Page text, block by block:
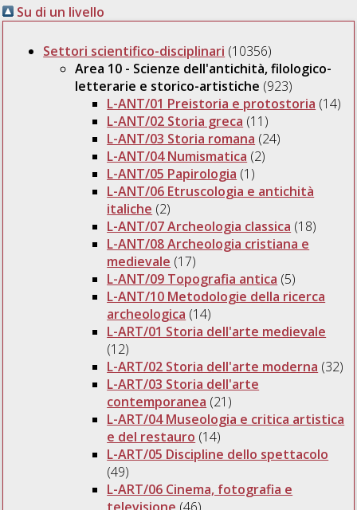
Su di un livello
Settori scientifico-disciplinari (10356)
Area 10 - Scienze dell'antichità, filologico-
letterarie e storico-artistiche (923)
L-ANT/01 Preistoria e protostoria (14)
L-ANT/02 Storia greca (11)
L-ANT/03 Storia romana (24)
L-ANT/04 Numismatica (2)
L-ANT/05 Papirologia (1)
L-ANT/06 Etruscologia e antichità
italiche (2)
L-ANT/07 Archeologia classica (18)
L-ANT/08 Archeologia cristiana e
medievale (17)
L-ANT/09 Topografia antica (5)
L-ANT/10 Metodologie della ricerca
archeologica (14)
L-ART/01 Storia dell'arte medievale
(12)
L-ART/02 Storia dell'arte moderna (32)
L-ART/03 Storia dell'arte
contemporanea (21)
L-ART/04 Museologia e critica artistica
e del restauro (14)
L-ART/05 Discipline dello spettacolo
(49)
L-ART/06 Cinema, fotografia e